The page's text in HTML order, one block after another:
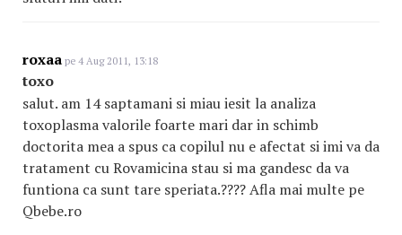
roxaa pe 4 Aug 2011, 13:18
toxo
salut. am 14 saptamani si miau iesit la analiza
toxoplasma valorile foarte mari dar in schimb
doctorita mea a spus ca copilul nu e afectat si imi va da
tratament cu Rovamicina stau si ma gandesc da va
funtiona ca sunt tare speriata.???? Afla mai multe pe
Qbebe.ro